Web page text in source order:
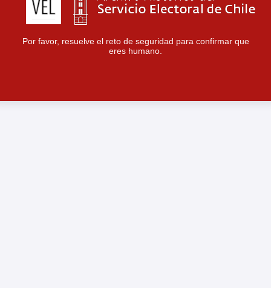
Por favor, resuelve el reto de seguridad para confirmar que
eres humano.